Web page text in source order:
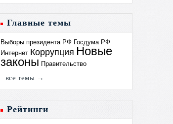
Главные темы
Выборы президента РФ Госдума РФ
Интернет Коррупция Новые
законы Правительство
все темы →
Рейтинги